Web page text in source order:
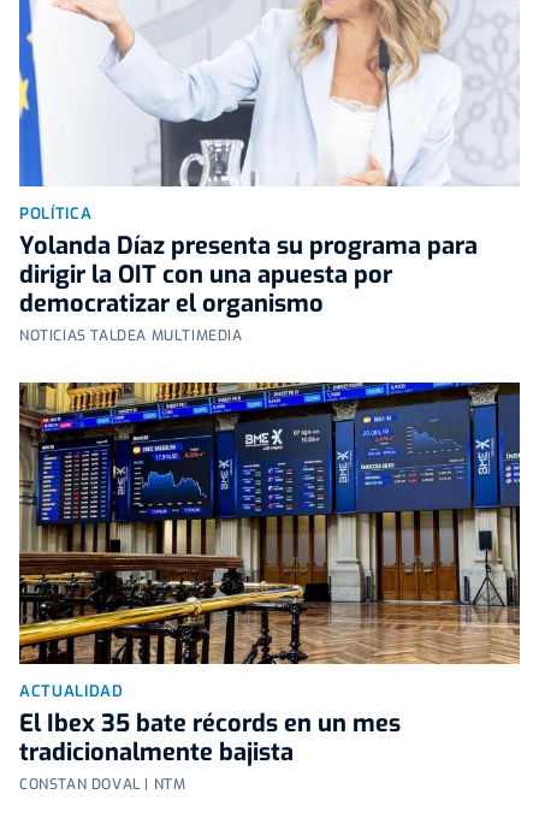
POLÍTICA
Yolanda Díaz presenta su programa para
dirigir la OIT con una apuesta por
democratizar el organismo
NOTICIAS TALDEA MULTIMEDIA
ACTUALIDAD
El Ibex 35 bate récords en un mes
tradicionalmente bajista
CONSTAN DOVAL | NTM